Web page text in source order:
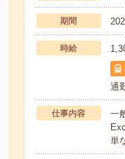
期間
時給
通
仕事内容
一
単